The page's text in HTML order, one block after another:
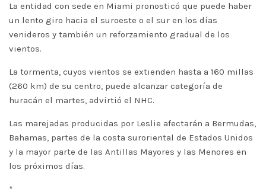
La entidad con sede en Miami pronosticó que puede haber
un lento giro hacia el suroeste o el sur en los días
venideros y también un reforzamiento gradual de los
vientos.
La tormenta, cuyos vientos se extienden hasta a 160 millas
(260 km) de su centro, puede alcanzar categoría de
huracán el martes, advirtió el NHC.
Las marejadas producidas por Leslie afectarán a Bermudas,
Bahamas, partes de la costa suroriental de Estados Unidos
y la mayor parte de las Antillas Mayores y las Menores en
los próximos días.
*